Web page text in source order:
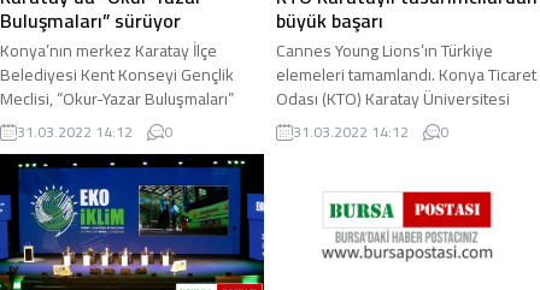
Buluşmaları” sürüyor
Konya’nın merkez Karatay İlçe
Belediyesi Kent Konseyi Gençlik
Meclisi, “Okur-Yazar Buluşmaları”
projesi çerçevesinde Eğitimci-Yazar
Duran Çetin’i ...
31.03.2022 14:12 0
büyük başarı
Cannes Young Lions’ın Türkiye
elemeleri tamamlandı. Konya Ticaret
Odası (KTO) Karatay Üniversitesi
Güzel Sanatlar ve Tasarım Fakültesi
Grafik ...
31.03.2022 14:12 0